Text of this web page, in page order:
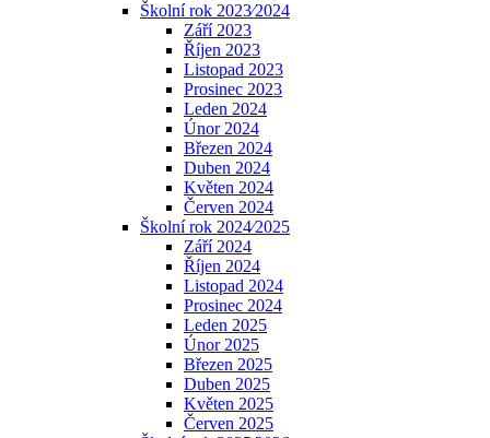
Školní rok 2023⁄2024
Září 2023
Říjen 2023
Listopad 2023
Prosinec 2023
Leden 2024
Únor 2024
Březen 2024
Duben 2024
Květen 2024
Červen 2024
Školní rok 2024⁄2025
Září 2024
Říjen 2024
Listopad 2024
Prosinec 2024
Leden 2025
Únor 2025
Březen 2025
Duben 2025
Květen 2025
Červen 2025